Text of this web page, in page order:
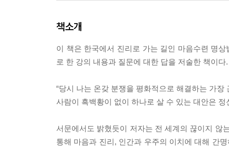
책소개
이 책은 한국에서 진리로 가는 길인 마음수련 명
로 한 강의 내용과 질문에 대한 답을 저술한 책이다.
“당시 나는 온갖 분쟁을 평화적으로 해결하는 가
사람이 흑백황이 없이 하나로 살 수 있는 대안은
서문에서도 밝혔듯이 저자는 전 세계의 끊이지 않
통해 마음과 진리, 인간과 우주의 이치에 대해 간